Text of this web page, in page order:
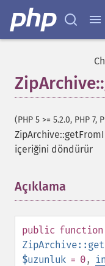
(PHP 5 >= 5.2.0, PHP 7,
içeriğini döndürür
Açıklama
public function
$uzunluk = 0,